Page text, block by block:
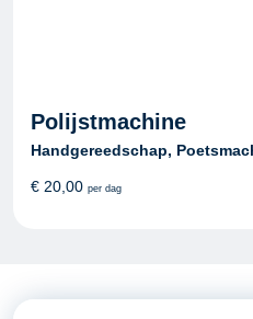
Polijstmachine
Handgereedschap,
€ 20,00 per dag